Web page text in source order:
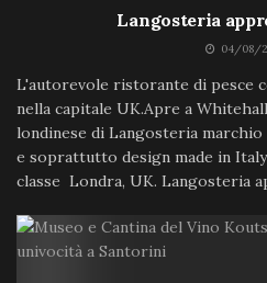
Langosteria
04/08/
L'autorevole ristorante di pesce
nella capitale UK.Apre a
londinese di Langosteria
e soprattutto design made in
classe Londra, UK. Langosteria